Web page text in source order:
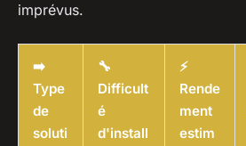
imprévus.
➡️
Type
de
soluti
🔧
Difficult
é
d'install
⚡
Rende
ment
estim